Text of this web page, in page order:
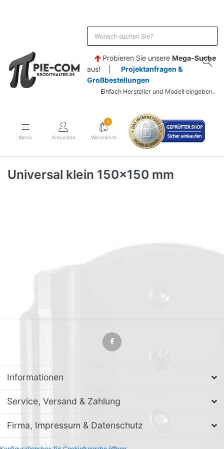
Probieren Sie unsere Mega-Suche
aus! | Projektanfragen &
Großbestellungen
Einfach Hersteller und Modell eingeben.
Menü Anmelden
1
Warenkorb
Universal klein 150x150 mm
Informationen
Service, Versand & Zahlung
Firma, Impressum & Datenschutz